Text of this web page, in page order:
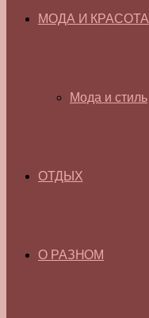
МОДА И КРАСОТА
Мода и стиль
ОТДЫХ
О РАЗНОМ